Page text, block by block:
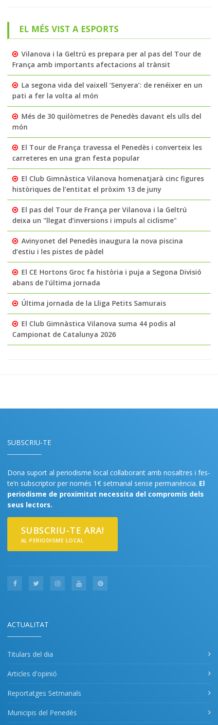
EL MÉS VIST A ESPORTS
Vilanova i la Geltrú es prepara per al pas del Tour de
França amb importants afectacions al trànsit
La segona vida del vaixell ‘Senyera’: de renéixer en un
pati a fer la volta al món
Més de 30 quilòmetres de Penedès davant els ulls del
món
El Tour de França travessa el Penedès i converteix les
carreteres en una gran festa popular
El Club Gimnàstica Vilanova homenatjarà cinc figures
històriques de l’entitat el pròxim 13 de juny
El pas del Tour de França per Vilanova i la Geltrú
deixa un "llegat d’inversions i impuls al ciclisme"
Avinyonet del Penedès inaugura la nova piscina
d’estiu i les pistes de pàdel
El CE Hortons Groc fa història i puja a Segona Divisió
abans de l’última jornada
Última jornada de la Lliga Petits Samurais
El Club Gimnàstica Vilanova suma 44 podis al
Campionat de Catalunya 2026
SUBSCRIU-TE
Dona suport al periodisme local col·laborant amb nosaltres i fes-
te’n subscriptor per només 1€ setmanal sense permanència. El
periodisme de proximitat necessita del compromís dels
seus lectors.
SUBSCRIU-TE ARA!
AL PERIODISME LOCAL
ACTUALITAT
Titulars del dia
Articles d'opinió
Reportatges Setmanals
Municipis del Penedès